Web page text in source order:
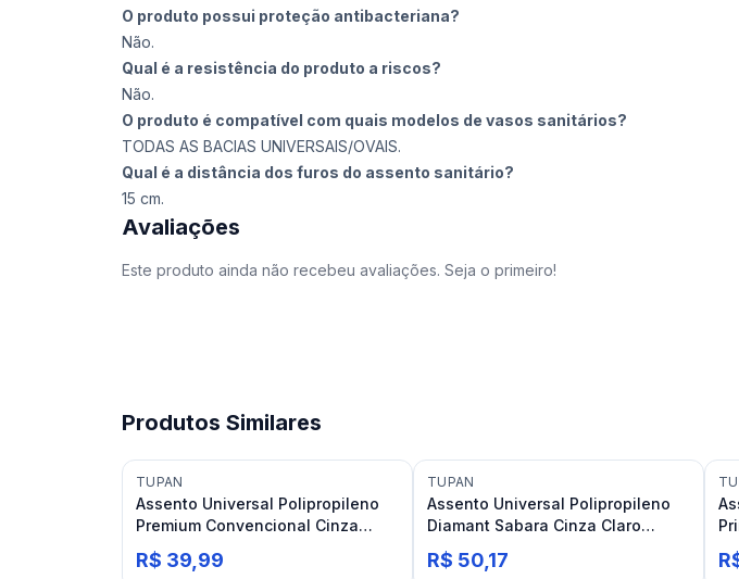
O produto possui proteção antibacteriana?
Não.
Qual é a resistência do produto a riscos?
Não.
O produto é compatível com quais modelos de vasos sanitários?
TODAS AS BACIAS UNIVERSAIS/OVAIS.
Qual é a distância dos furos do assento sanitário?
15 cm.
Avaliações
Este produto ainda não recebeu avaliações. Seja o primeiro!
Produtos Similares
TUPAN
Assento Universal Polipropileno
Premium Convencional Cinza
Claro Tupan
R$ 39,99
TUPAN
Assento Universal Polipropileno
Diamant Sabara Cinza Claro
Tupan Icasa
R$ 50,17